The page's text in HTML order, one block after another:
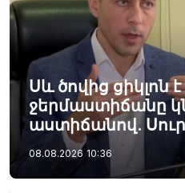
Սև ծովից ցիկլոն
ջերմաստիճանը
աստիճանով.
08.08.2026 10:36